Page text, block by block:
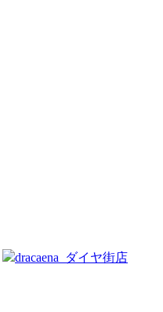
dracaena_ダイヤ街店